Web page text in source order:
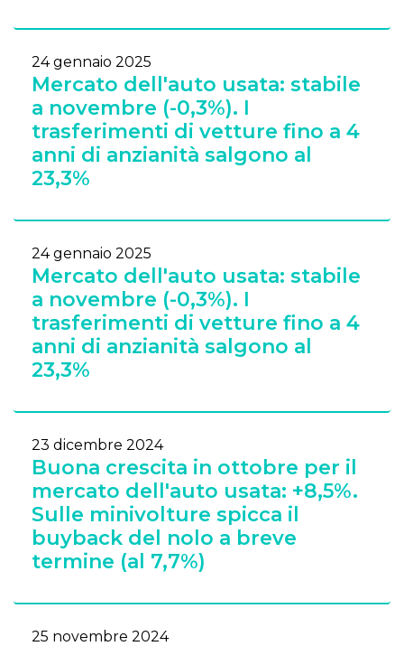
24 gennaio 2025
Mercato dell'auto usata: stabile
a novembre (-0,3%). I
trasferimenti di vetture fino a 4
anni di anzianità salgono al
23,3%
24 gennaio 2025
Mercato dell'auto usata: stabile
a novembre (-0,3%). I
trasferimenti di vetture fino a 4
anni di anzianità salgono al
23,3%
23 dicembre 2024
Buona crescita in ottobre per il
mercato dell'auto usata: +8,5%.
Sulle minivolture spicca il
buyback del nolo a breve
termine (al 7,7%)
25 novembre 2024